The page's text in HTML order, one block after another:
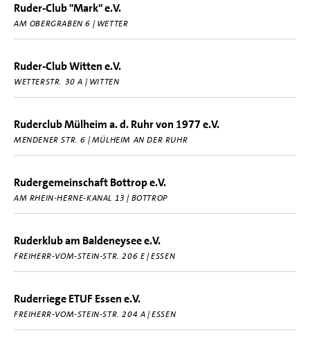
Ruder-Club "Mark" e.V.
AM OBERGRABEN 6 | WETTER
Ruder-Club Witten e.V.
WETTERSTR. 30 A | WITTEN
Ruderclub Mülheim a. d. Ruhr von 1977 e.V.
MENDENER STR. 6 | MÜLHEIM AN DER RUHR
Rudergemeinschaft Bottrop e.V.
AM RHEIN-HERNE-KANAL 13 | BOTTROP
Ruderklub am Baldeneysee e.V.
FREIHERR-VOM-STEIN-STR. 206 E | ESSEN
Ruderriege ETUF Essen e.V.
FREIHERR-VOM-STEIN-STR. 204 A | ESSEN